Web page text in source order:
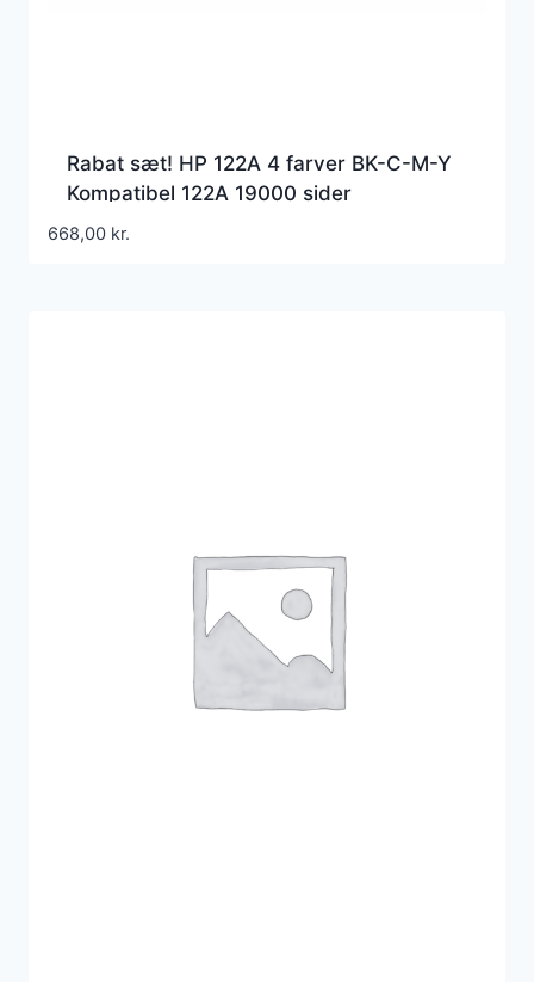
Rabat sæt! HP 122A 4 farver BK-C-M-Y
Kompatibel 122A 19000 sider
668,00 kr.